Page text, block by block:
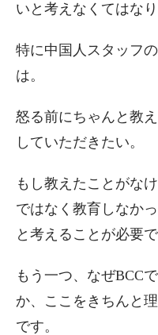
いと考えなくてはなり
特に中国人スタッフ
は。
怒る前にちゃんと教
していただきたい。
もし教えたことがな
ではなく教育しなか
と考えることが必要で
もう一つ、なぜBCC
か、ここをきちんと
です。